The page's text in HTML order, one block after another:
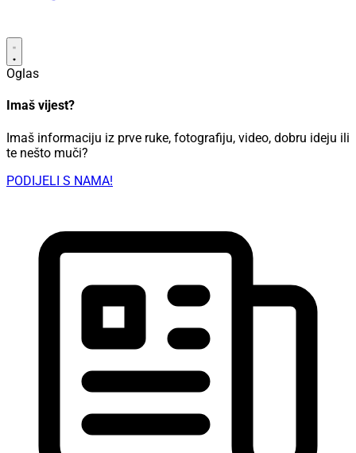
Oglas
Imaš vijest?
Imaš informaciju iz prve ruke, fotografiju, video, dobru ideju ili
te nešto muči?
PODIJELI S NAMA!